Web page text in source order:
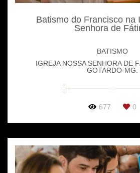
Batismo do Francisco na
Senhora de
BATISMO
IGREJA NOSSA SENHORA DE
GOTARDO-MG.
677 0